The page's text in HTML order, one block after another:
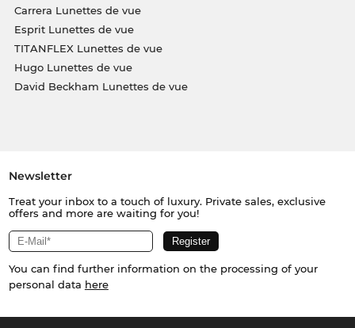
Carrera Lunettes de vue
Esprit Lunettes de vue
TITANFLEX Lunettes de vue
Hugo Lunettes de vue
David Beckham Lunettes de vue
Newsletter
Treat your inbox to a touch of luxury. Private sales, exclusive
offers and more are waiting for you!
You can find further information on the processing of your
personal data here